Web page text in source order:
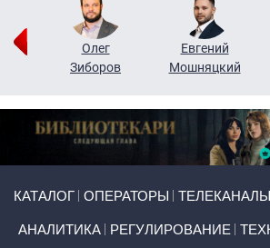
Олег
Зиборов
Евгений
Мошняцкий
КАТАЛОГ ОПЕРАТОРЫ ТЕЛЕКАНАЛЫ
АНАЛИТИКА РЕГУЛИРОВАНИЕ